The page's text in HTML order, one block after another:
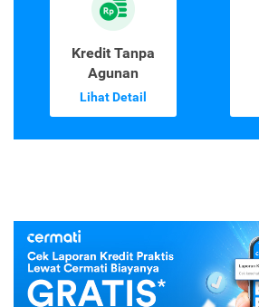
Kredit Tanpa
Agunan
Lihat Detail